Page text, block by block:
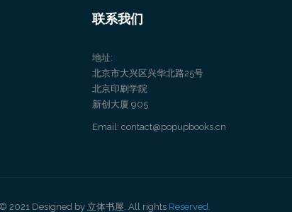
联系我们
地址:
北京市大兴区兴华北路25号
北京印刷学院
新创大厦 905
Email: contact@popupbooks.cn
2021 Designed by 立体书屋. All rights Reserved.